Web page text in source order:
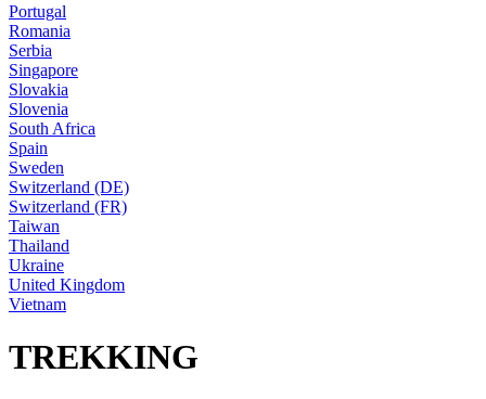
Portugal
Romania
Serbia
Singapore
Slovakia
Slovenia
South Africa
Spain
Sweden
Switzerland (DE)
Switzerland (FR)
Taiwan
Thailand
Ukraine
United Kingdom
Vietnam
TREKKING